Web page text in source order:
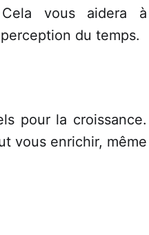
vous aidera à
du temps.
pour la croissance.
vous enrichir, même